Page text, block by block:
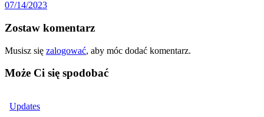
07/14/2023
Zostaw komentarz
Musisz się zalogować, aby móc dodać komentarz.
Może Ci się spodobać
Updates